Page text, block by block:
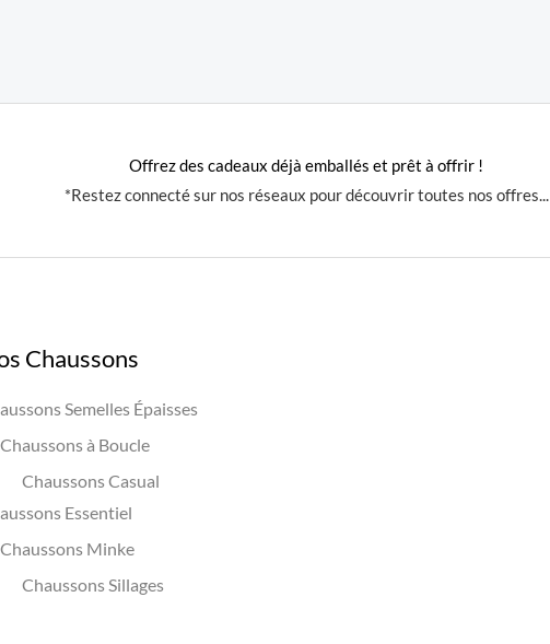
Offrez des cadeaux déjà emballés et prêt à offrir !
*Restez connecté sur nos réseaux pour découvrir toutes nos offres...
Chaussons
Semelles Épaisses
Chaussons à Boucle
Chaussons Casual
Essentiel
Chaussons Minke
Chaussons Sillages